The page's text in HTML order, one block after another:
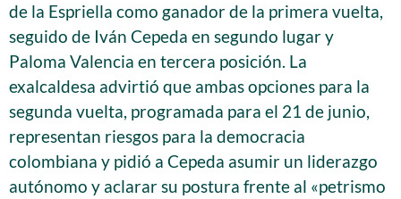
de la Espriella como ganador de la primera vuelta,
seguido de Iván Cepeda en segundo lugar y
Paloma Valencia en tercera posición. La
exalcaldesa advirtió que ambas opciones para la
segunda vuelta, programada para el 21 de junio,
representan riesgos para la democracia
colombiana y pidió a Cepeda asumir un liderazgo
autónomo y aclarar su postura frente al «petrismo